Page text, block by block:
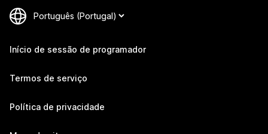
Início de sessão de programador
Termos de serviço
Política de privacidade